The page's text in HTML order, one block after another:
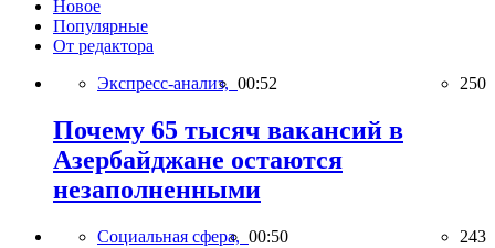
Новое
Популярные
От редактора
Экспресс-анализ, 00:52 250
Почему 65 тысяч вакансий в
Азербайджане остаются
незаполненными
Социальная сфера, 00:50 243